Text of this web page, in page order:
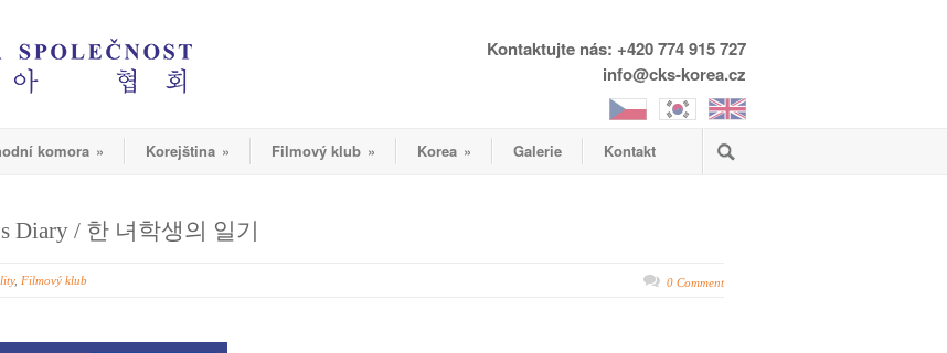
Kontaktujte nás: +420 774 915 727
info@cks-korea.cz
komora » Korejština » Filmový klub » Korea » Galerie Kontakt
Diary / 한 녀학생의 일기
, Filmový klub 0 Comment